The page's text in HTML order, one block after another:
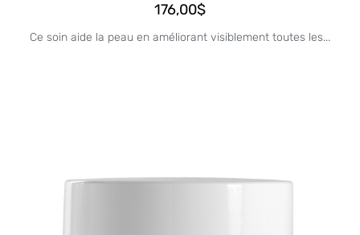
176,00$
Ce soin aide la peau en améliorant visiblement toutes les...